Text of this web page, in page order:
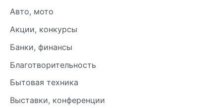
Авто, мото
Акции, конкурсы
Банки, финансы
Благотворительность
Бытовая техника
Выставки, конференции